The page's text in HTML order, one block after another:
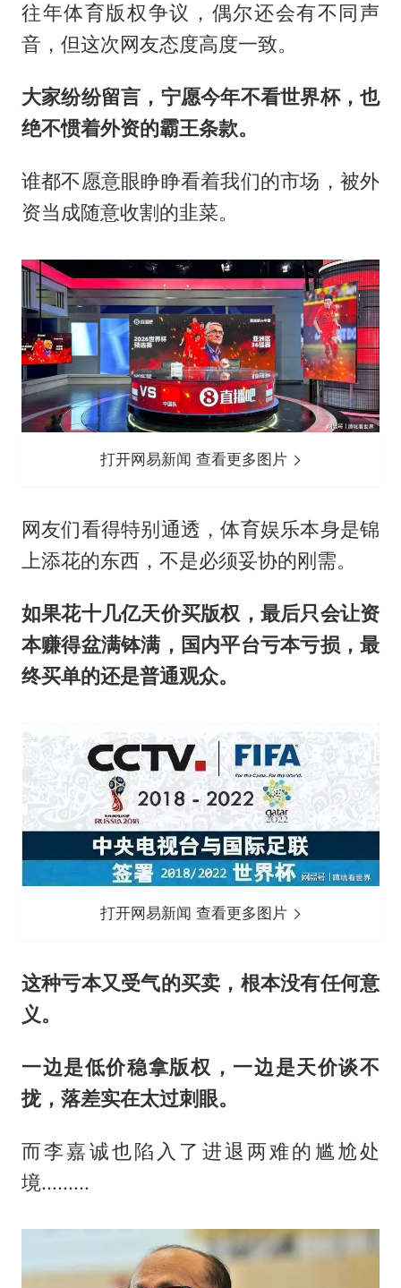
往年体育版权争议，偶尔还会有不同声
音，但这次网友态度高度一致。
大家纷纷留言，宁愿今年不看世界杯，也
绝不惯着外资的霸王条款。
谁都不愿意眼睁睁看着我们的市场，被外
资当成随意收割的韭菜。
打开网易新闻 查看更多图片
网友们看得特别通透，体育娱乐本身是锦
上添花的东西，不是必须妥协的刚需。
如果花十几亿天价买版权，最后只会让资
本赚得盆满钵满，国内平台亏本亏损，最
终买单的还是普通观众。
打开网易新闻 查看更多图片
这种亏本又受气的买卖，根本没有任何意
义。
一边是低价稳拿版权，一边是天价谈不
拢，落差实在太过刺眼。
而李嘉诚也陷入了进退两难的尴尬处
境.........